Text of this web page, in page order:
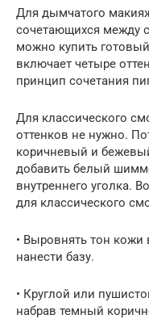
Для дымчатого
сочетающихся между
можно купить
включает четыре
принцип сочетания
Для классического
оттенков не нужно.
коричневый и
добавить белый
внутреннего уголка.
для классического
• Выровнять тон кожи
нанести базу.
• Круглой или
набрав темный